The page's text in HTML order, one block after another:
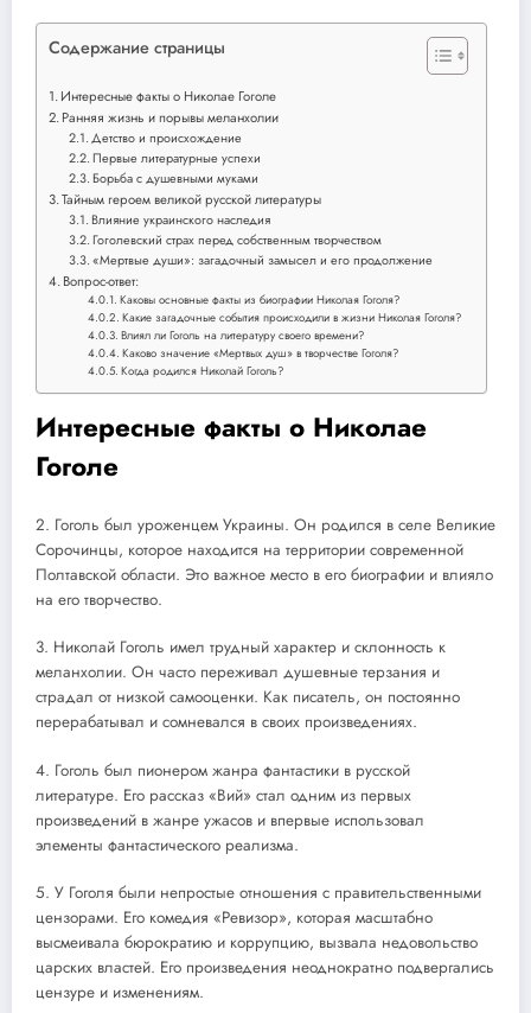
Содержание страницы
Интересные факты о Николае Гоголе
Ранняя жизнь и порывы меланхолии
Детство и происхождение
Первые литературные успехи
Борьба с душевными муками
Тайным героем великой русской литературы
Влияние украинского наследия
Гоголевский страх перед собственным творчеством
«Мертвые души»: загадочный замысел и его продолжение
Вопрос-ответ:
Каковы основные факты из биографии Николая Гоголя?
Какие загадочные события происходили в жизни Николая Гоголя?
Влиял ли Гоголь на литературу своего времени?
Каково значение «Мертвых душ» в творчестве Гоголя?
Когда родился Николай Гоголь?
Интересные факты о Николае
Гоголе
2. Гоголь был уроженцем Украины. Он родился в селе Великие
Сорочинцы, которое находится на территории современной
Полтавской области. Это важное место в его биографии и влияло
на его творчество.
3. Николай Гоголь имел трудный характер и склонность к
меланхолии. Он часто переживал душевные терзания и
страдал от низкой самооценки. Как писатель, он постоянно
перерабатывал и сомневался в своих произведениях.
4. Гоголь был пионером жанра фантастики в русской
литературе. Его рассказ «Вий» стал одним из первых
произведений в жанре ужасов и впервые использовал
элементы фантастического реализма.
5. У Гоголя были непростые отношения с правительственными
цензорами. Его комедия «Ревизор», которая масштабно
высмеивала бюрократию и коррупцию, вызвала недовольство
царских властей. Его произведения неоднократно подвергались
цензуре и изменениям.